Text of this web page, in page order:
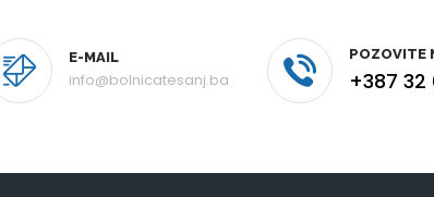
E-MAIL
info@bolnicatesanj.ba
POZOVITE
+387